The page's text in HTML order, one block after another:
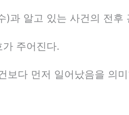
과 알고 있는 사건의 전
주어진다.
보다 먼저 일어났음을 의